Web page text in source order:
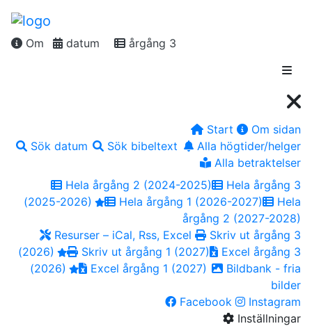
Om datum årgång 3
Start
Om sidan
Sök datum
Sök bibeltext
Alla högtider/helger
Alla betraktelser
Hela årgång 2 (2024-2025)
Hela årgång 3
(2025-2026)
Hela årgång 1 (2026-2027)
Hela
årgång 2 (2027-2028)
Resurser – iCal, Rss, Excel
Skriv ut årgång 3
(2026)
Skriv ut årgång 1 (2027)
Excel årgång 3
(2026)
Excel årgång 1 (2027)
Bildbank - fria
bilder
Facebook
Instagram
Inställningar